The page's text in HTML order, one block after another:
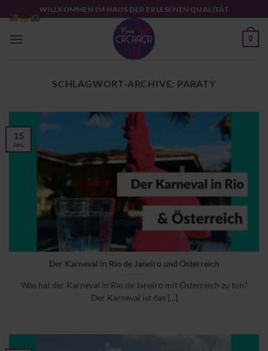
Inhalt
springen
WILLKOMMEN IM HAUS DER ERLESENEN QUALITÄT
0
SCHLAGWORT-ARCHIVE: PARATY
Der Karneval in Rio de Janeiro und Österreich
Was hat der Karneval in Rio de Janeiro mit Österreich zu tun?
Der Karneval ist das [...]
15
Jan.